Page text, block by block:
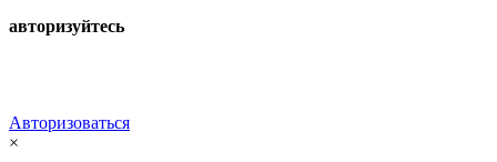
авторизуйтесь
Авторизоваться
×